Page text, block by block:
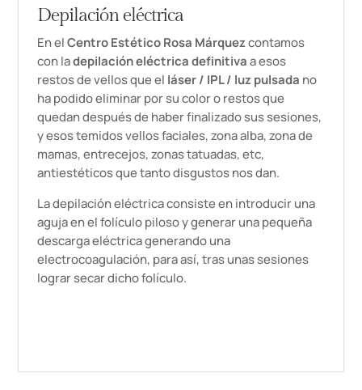
Depilación eléctrica
En elCentro Estético Rosa Márquezcontamos
con ladepilación eléctrica definitivaa esos
restos de vellos que el láser / IPL / luz pulsada no
ha podido eliminar por su color o restos que
quedan después de haber finalizado sus sesiones,
y esos temidos vellos faciales, zona alba, zona de
mamas, entrecejos, zonas tatuadas, etc,
antiestéticos que tanto disgustos nos dan.
La depilación eléctrica consiste en introducir una
aguja en el folículo piloso y generar una pequeña
descarga eléctrica generando una
electrocoagulación, para así, tras unas sesiones
lograr secar dicho folículo.